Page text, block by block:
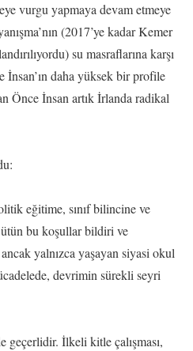
vurgu yapmaya devam etmeye
(2017’ye kadar Kemer
su masraflarına karşı
İnsan’ın daha yüksek bir profile
Önce İnsan artık İrlanda radikal
eğitime, sınıf bilincine ve
bu koşullar bildiri ve
yalnızca yaşayan siyasi okul
devrimin sürekli seyri
geçerlidir. İlkeli kitle çalışması,